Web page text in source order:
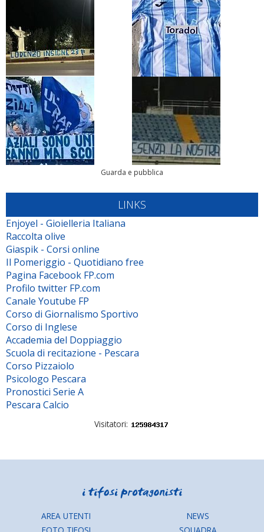
Guarda e pubblica
LINKS
Enjoyel - Gioielleria Italiana
Raccolta olive
Giaspik - Corsi online
Il Pomeriggio - Quotidiano free
Pagina Facebook FP.com
Profilo twitter FP.com
Canale Youtube FP
Corso di Giornalismo Sportivo
Corso di Inglese
Accademia del Doppiaggio
Scuola di recitazione - Pescara
Corso Pizzaiolo
Psicologo Pescara
Pronostici Serie A
Pescara Calcio
Visitatori:
AREA UTENTI
NEWS